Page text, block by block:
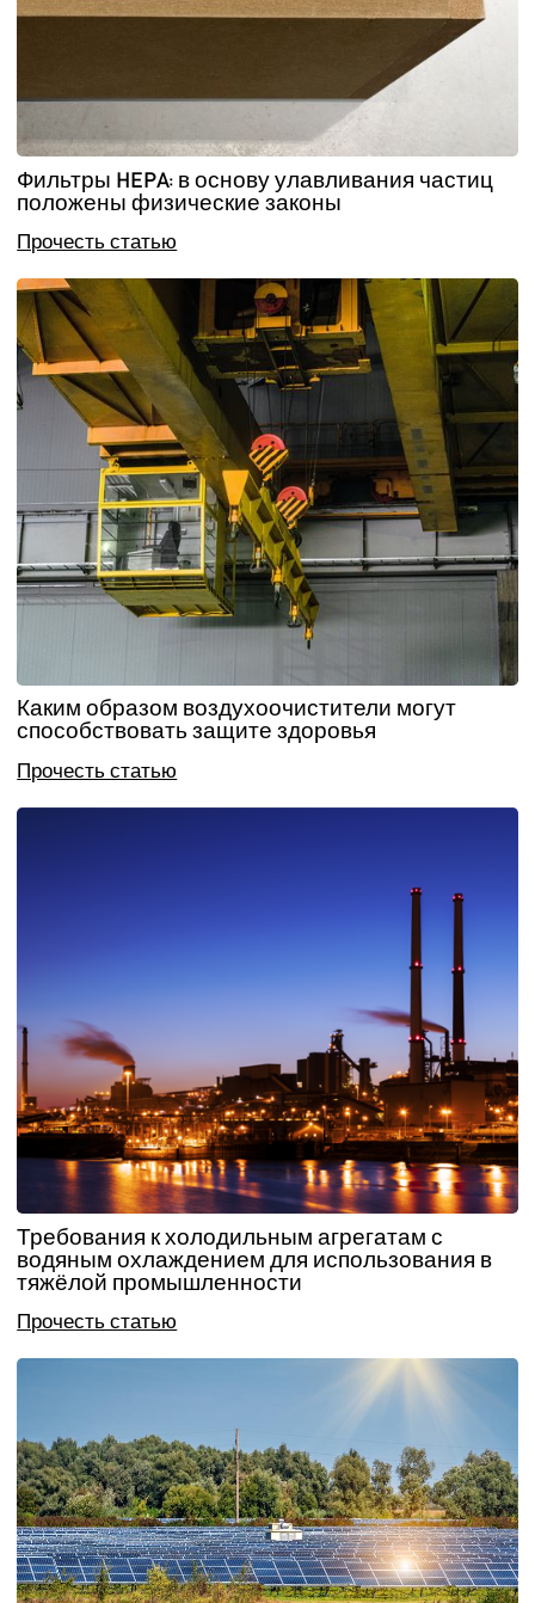
Фильтры HEPA: в основу улавливания частиц
положены физические законы
Прочесть статью
Каким образом воздухоочистители могут
способствовать защите здоровья
Прочесть статью
Требования к холодильным агрегатам с
водяным охлаждением для использования в
тяжёлой промышленности
Прочесть статью